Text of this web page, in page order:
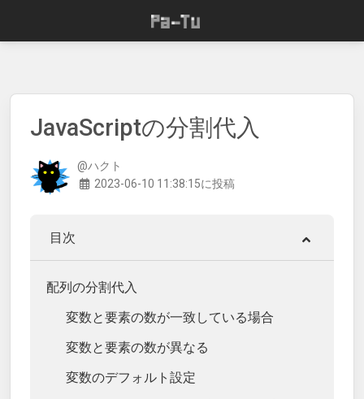
JavaScriptの分割代入
@ハクト
2023-06-10 11:38:15に投稿
目次
配列の分割代入
変数と要素の数が一致している場合
変数と要素の数が異なる
変数のデフォルト設定